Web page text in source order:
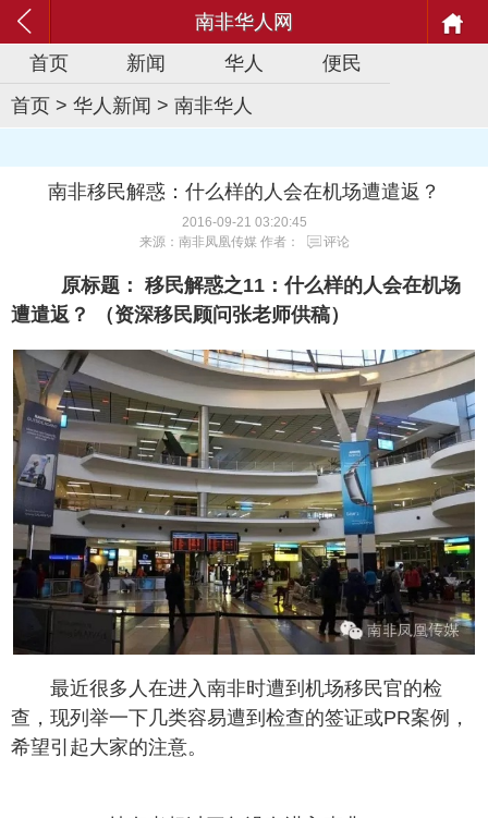
南非华人网
首页
新闻 华人
便民
首页 > 华人新闻 > 南非华人
南非移民解惑：什么样的人会在机场遭遣返？
2016-09-21 03:20:45
来源：南非凤凰传媒 作者：
评论
原标题： 移民解惑之11：什么样的人会在机场
遭遣返？ （资深移民顾问张老师供稿）
最近很多人在进入南非时遭到机场移民官的检
查，现列举一下几类容易遭到检查的签证或PR案例，
希望引起大家的注意。